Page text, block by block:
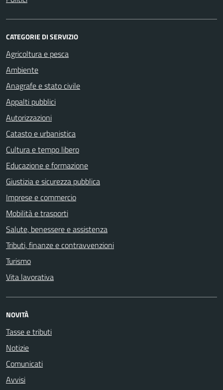
CATEGORIE DI SERVIZIO
Agricoltura e pesca
Ambiente
Anagrafe e stato civile
Appalti pubblici
Autorizzazioni
Catasto e urbanistica
Cultura e tempo libero
Educazione e formazione
Giustizia e sicurezza pubblica
Imprese e commercio
Mobilità e trasporti
Salute, benessere e assistenza
Tributi, finanze e contravvenzioni
Turismo
Vita lavorativa
NOVITÀ
Tasse e tributi
Notizie
Comunicati
Avvisi